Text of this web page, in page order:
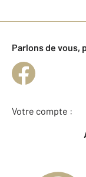
Parlons de vous,
Votre compte :